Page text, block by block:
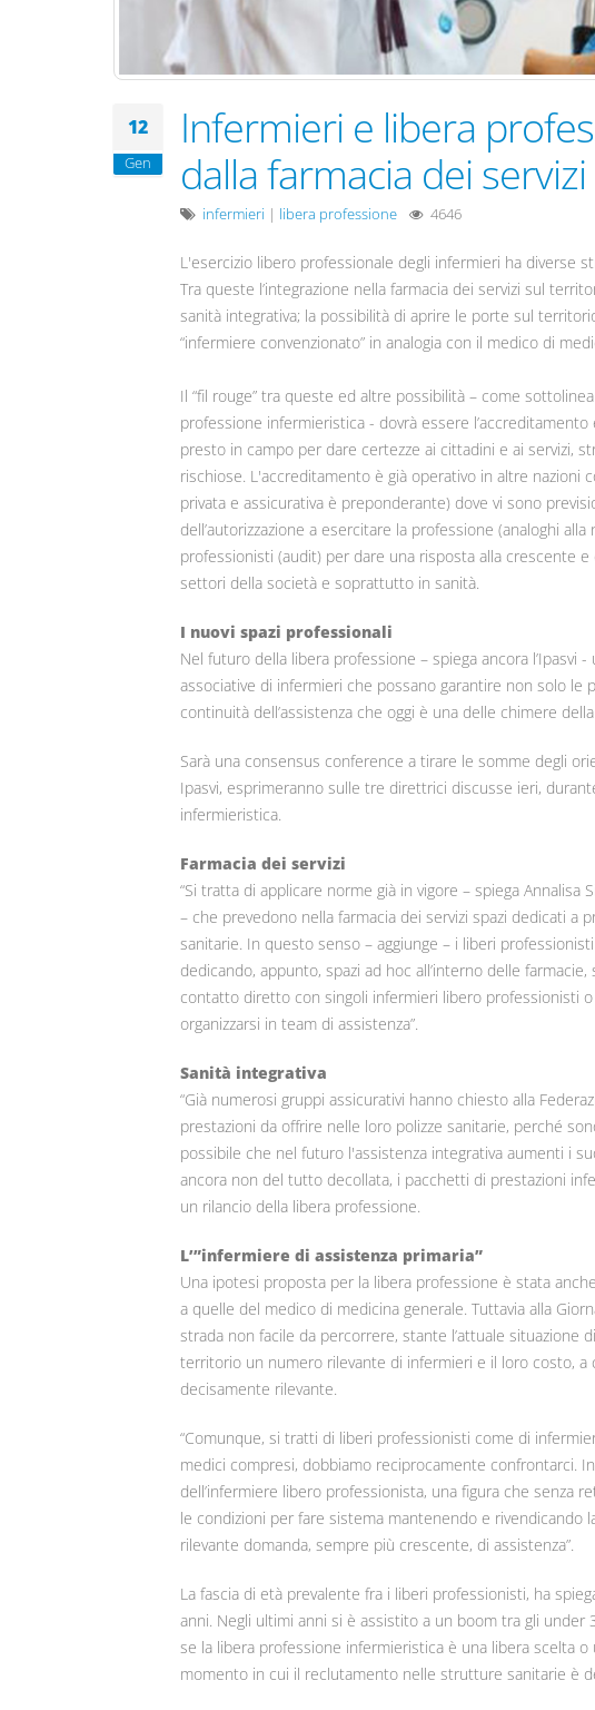
12
Gen
Infermieri e libera
dalla farmacia dei
infermieri | libera professione 4646
L'esercizio libero professionale degli infermieri ha diverse
Tra queste l’integrazione nella farmacia dei servizi sul
sanità integrativa; la possibilità di aprire le porte sul
“infermiere convenzionato” in analogia con il medico di
Il “fil rouge” tra queste ed altre possibilità – come
professione infermieristica - dovrà essere
presto in campo per dare certezze ai cittadini e ai servizi,
rischiose. L'accreditamento è già operativo in altre nazioni
privata e assicurativa è preponderante) dove vi sono
dell’autorizzazione a esercitare la professione (analoghi
professionisti (audit) per dare una risposta alla crescente
settori della società e soprattutto in sanità.
I nuovi spazi professionali
Nel futuro della libera professione – spiega ancora
associative di infermieri che possano garantire non solo
continuità dell’assistenza che oggi è una delle chimere
Sarà una consensus conference a tirare le somme degli
Ipasvi, esprimeranno sulle tre direttrici discusse ieri,
infermieristica.
Farmacia dei servizi
“Si tratta di applicare norme già in vigore – spiega
– che prevedono nella farmacia dei servizi spazi dedicati
sanitarie. In questo senso – aggiunge – i liberi
dedicando, appunto, spazi ad hoc all’interno delle
contatto diretto con singoli infermieri libero professionisti
organizzarsi in team di assistenza”.
Sanità integrativa
“Già numerosi gruppi assicurativi hanno chiesto alla
prestazioni da offrire nelle loro polizze sanitarie, perché
possibile che nel futuro l'assistenza integrativa aumenti i
ancora non del tutto decollata, i pacchetti di prestazioni
un rilancio della libera professione.
L’”infermiere di assistenza primaria”
Una ipotesi proposta per la libera professione è stata
a quelle del medico di medicina generale. Tuttavia alla
strada non facile da percorrere, stante l’attuale
territorio un numero rilevante di infermieri e il loro costo,
decisamente rilevante.
“Comunque, si tratti di liberi professionisti come di
medici compresi, dobbiamo reciprocamente confrontarci.
dell’infermiere libero professionista, una figura che senza
le condizioni per fare sistema mantenendo e
rilevante domanda, sempre più crescente, di assistenza”.
La fascia di età prevalente fra i liberi professionisti, ha
anni. Negli ultimi anni si è assistito a un boom tra gli under
se la libera professione infermieristica è una libera scelta
momento in cui il reclutamento nelle strutture sanitarie è